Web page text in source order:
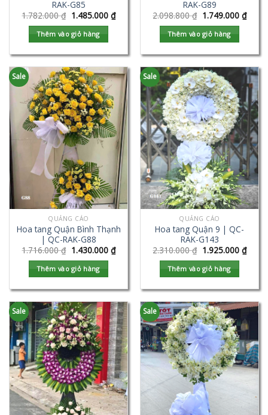
RAK-G85
1.782.000₫ 1.485.000 ₫
Thêm vào giỏ hàng
RAK-G89
2.098.800₫ 1.749.000 ₫
Thêm vào giỏ hàng
Sale
QUẢNG CÁO
Hoa tang Quận Bình Thạnh
| QC-RAK-G88
1.716.000₫ 1.430.000 ₫
Thêm vào giỏ hàng
Sale
QUẢNG CÁO
Hoa tang Quận 9 | QC-
RAK-G143
2.310.000₫ 1.925.000 ₫
Thêm vào giỏ hàng
Sale Sale